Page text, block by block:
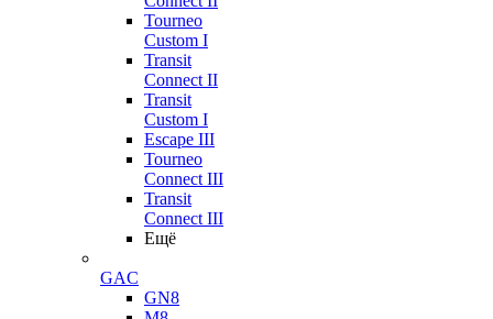
Tourneo
Custom I
Transit
Connect II
Transit
Custom I
Escape III
Tourneo
Connect III
Transit
Connect III
Ещё
GAC
GN8